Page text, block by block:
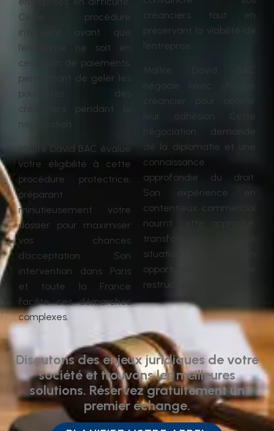
Cette procédure
intervient avant que
l’entreprise ne soit en
cessation de paiements,
permettant de geler les
poursuites des
créanciers pendant la
négociation.
Maître David BAC évalue
votre éligibilité à cette
procédure protectrice,
préparant
minutieusement votre
dossier pour maximiser
vos chances
d’acceptation. Son
intervention dans Paris
et toute la France
facilite ces démarches
complexes.
créanciers tout en
préservant la viabilité de
l’entreprise.
Maître David BAC
négocie avec chaque
créancier pour obtenir
leur adhésion. Cette
négociation demande
de la diplomatie et une
connaissance
approfondie du droit.
Son expérience en
contentieux commercial
nourrit cette approche,
transformant une
situation de crise en
opportunité de
restructuration.
Discutons des enjeux juridiques de votre
société et trouvons les meilleures
solutions. Réservez gratuitement un
premier échange.